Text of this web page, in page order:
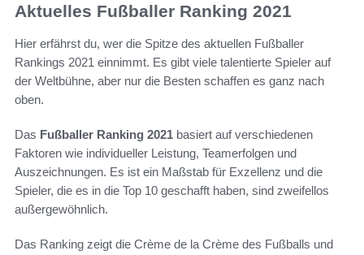
Aktuelles Fußballer Ranking 2021
Hier erfährst du, wer die Spitze des aktuellen Fußballer
Rankings 2021 einnimmt. Es gibt viele talentierte Spieler auf
der Weltbühne, aber nur die Besten schaffen es ganz nach
oben.
Das Fußballer Ranking 2021 basiert auf verschiedenen
Faktoren wie individueller Leistung, Teamerfolgen und
Auszeichnungen. Es ist ein Maßstab für Exzellenz und die
Spieler, die es in die Top 10 geschafft haben, sind zweifellos
außergewöhnlich.
Das Ranking zeigt die Crème de la Crème des Fußballs und